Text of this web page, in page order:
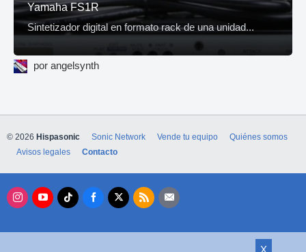
Yamaha FS1R
Sintetizador digital en formato rack de una unidad...
por angelsynth
X
© 2026 Hispasonic Sonic Network Vende tu equipo
Quiénes somos
Avisos legales
Contacto